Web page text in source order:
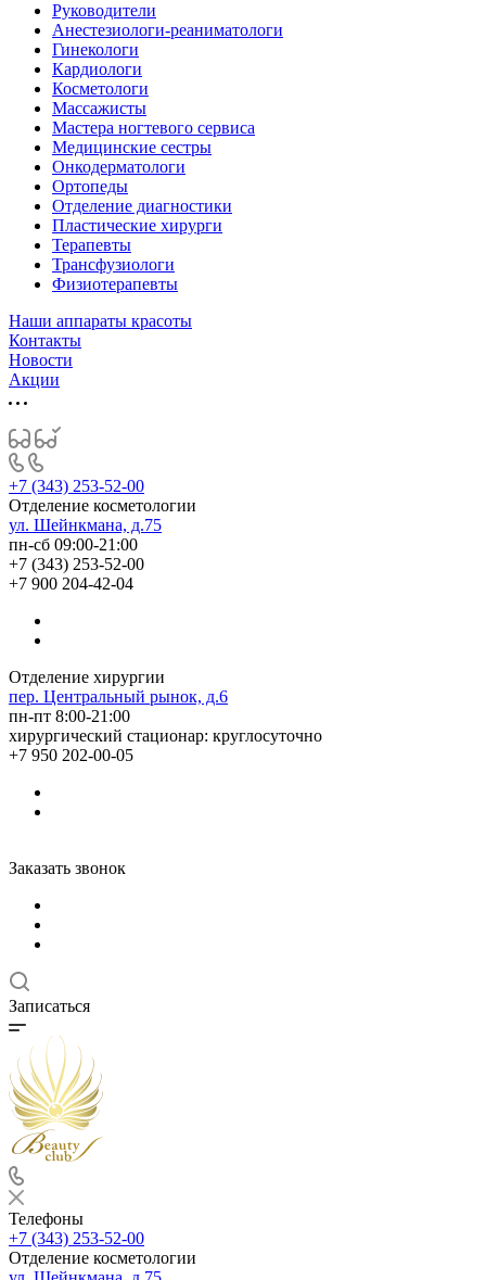
Руководители
Анестезиологи-реаниматологи
Гинекологи
Кардиологи
Косметологи
Массажисты
Мастера ногтевого сервиса
Медицинские сестры
Онкодерматологи
Ортопеды
Отделение диагностики
Пластические хирурги
Терапевты
Трансфузиологи
Физиотерапевты
Наши аппараты красоты
Контакты
Новости
Акции
+7 (343) 253-52-00
Отделение косметологии
ул. Шейнкмана, д.75
пн-сб 09:00-21:00
+7 (343) 253-52-00
+7 900 204-42-04
Отделение хирургии
пер. Центральный рынок, д.6
пн-пт 8:00-21:00
хирургический стационар: круглосуточно
+7 950 202-00-05
Заказать звонок
Записаться
Телефоны
+7 (343) 253-52-00
Отделение косметологии